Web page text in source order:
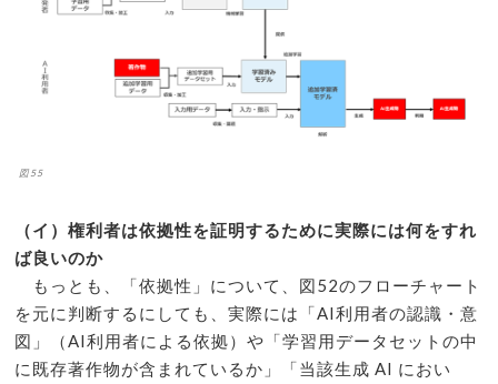
図55
（イ）権利者は依拠性を証明するために実際には何をすれ
ば良いのか
もっとも、「依拠性」について、図52のフローチャート
を元に判断するにしても、実際には「AI利用者の認識・意
図」（AI利用者による依拠）や「学習用データセットの中
に既存著作物が含まれているか」「当該生成 AI におい